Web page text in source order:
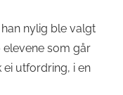
nylig ble valgt
som går
utfordring, i en